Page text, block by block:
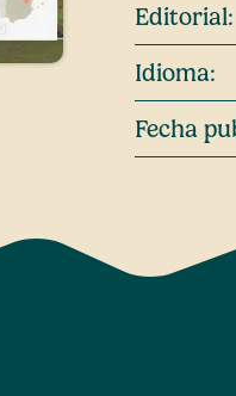
Editorial:
Idioma:
Fecha